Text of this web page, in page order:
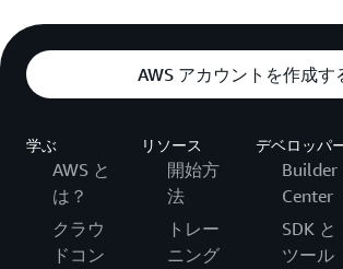
AWS アカウントを作成す
学ぶ
AWS と
は？
クラウ
ドコン
リソース
開始方
法
トレー
ニング
デベロッパ
Builder
Center
SDK と
ツール